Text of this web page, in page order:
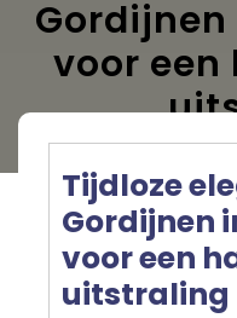
voor een
Tijdloze
Gordijnen
voor een
uitstraling